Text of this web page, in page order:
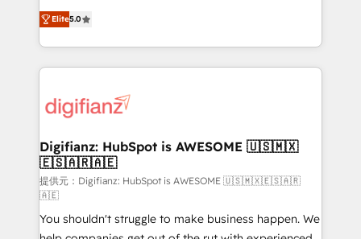
is there for you to: - Grow revenue, and run your
business more efficiently - Build stronger
more people - Get the most out of your HubSpot
investment
enable mid-market and enterprise clients to
maximise their return from digital and fuel their
growth. We modernise platforms, streamline
operations that are causing inefficiencies, improve
supercharge revenue operations Key services: • CRM
Transformation / Web Development • RevOps &
Sales Consulting • Marketing Automation What
makes us different? 🚀 Top 0.5% of global HubSpot
agencies ⚙️ The strongest technical ability and
integration capabilities 💼 Consultative, long-term
Elite5.0
Digifianz: HubSpot is AWESOME 🇺🇸🇲🇽
🇪🇸🇦🇷🇦🇪
提供元：Digifianz: HubSpot is AWESOME 🇺🇸🇲🇽🇪🇸🇦🇷
🇦🇪
You shouldn't struggle to make business happen. We